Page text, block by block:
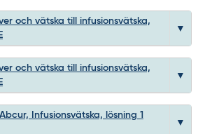
och vätska till infusionsvätska,
och vätska till infusionsvätska,
Infusionsvätska, lösning 1